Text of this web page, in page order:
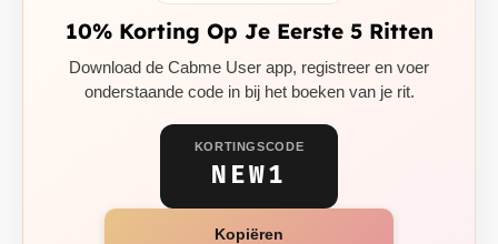
10% Korting Op Je Eerste 5 Ritten
Download de Cabme User app, registreer en voer
onderstaande code in bij het boeken van je rit.
KORTINGSCODE
NEW1
Kopiëren